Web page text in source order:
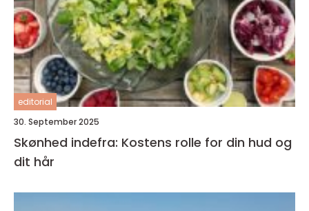
editorial
30. September 2025
Skønhed indefra: Kostens rolle for din hud og
dit hår